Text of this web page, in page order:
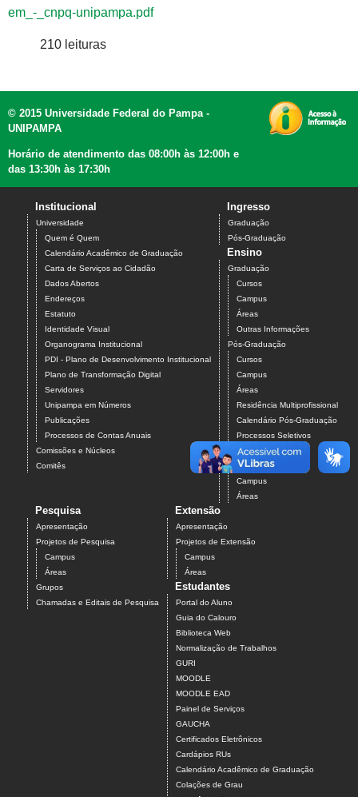
em_-_cnpq-unipampa.pdf
210 leituras
© 2015 Universidade Federal do Pampa -
UNIPAMPA
Horário de atendimento das 08:00h às 12:00h e
das 13:30h às 17:30h
Institucional
Universidade
Quem é Quem
Calendário Acadêmico de Graduação
Carta de Serviços ao Cidadão
Dados Abertos
Endereços
Estatuto
Identidade Visual
Organograma Institucional
PDI - Plano de Desenvolvimento Institucional
Plano de Transformação Digital
Servidores
Unipampa em Números
Publicações
Processos de Contas Anuais
Comissões e Núcleos
Comitês
Ingresso
Graduação
Pós-Graduação
Ensino
Graduação
Cursos
Campus
Áreas
Outras Informações
Pós-Graduação
Cursos
Campus
Áreas
Residência Multiprofissional
Calendário Pós-Graduação
Processos Seletivos
Pós-Graduação
Projetos
Campus
Áreas
Pesquisa
Apresentação
Projetos de Pesquisa
Campus
Áreas
Grupos
Chamadas e Editais de Pesquisa
Extensão
Apresentação
Projetos de Extensão
Campus
Áreas
Estudantes
Portal do Aluno
Guia do Calouro
Biblioteca Web
Normalização de Trabalhos
GURI
MOODLE
MOODLE EAD
Painel de Serviços
GAUCHA
Certificados Eletrônicos
Cardápios RUs
Calendário Acadêmico de Graduação
Colações de Grau